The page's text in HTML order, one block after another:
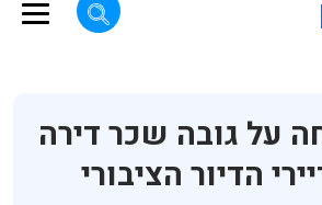
על גובה שכר דירה
הדיור הציבורי